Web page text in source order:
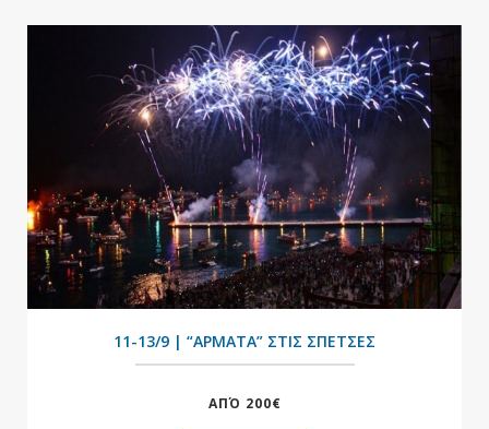
+
11-13/9 | “ΑΡΜΑΤΑ” ΣΤΙΣ ΣΠΕΤΣΕΣ
ΑΠΌ 200€